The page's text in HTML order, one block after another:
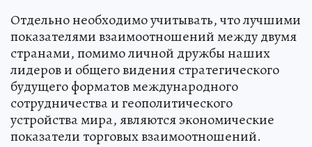
Отдельно необходимо учитывать, что лучшими
показателями взаимоотношений между двумя
странами, помимо личной дружбы наших
лидеров и общего видения стратегического
будущего форматов международного
сотрудничества и геополитического
устройства мира, являются экономические
показатели торговых взаимоотношений.